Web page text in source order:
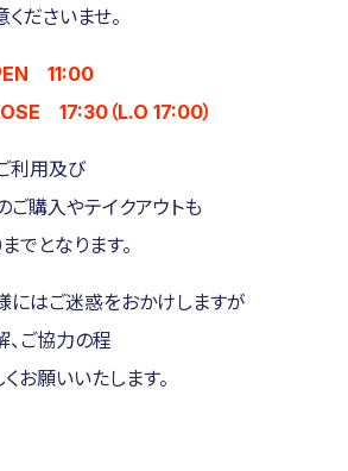
くださいませ。
11:00
17:30（L.O 17:00）
利用及び
ご購入やテイクアウトも
でとなります。
にはご迷惑をおかけしますが
、ご協力の程
くお願いいたします。